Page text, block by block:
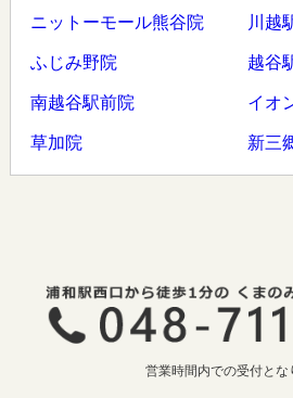
ニットーモール熊谷院 川越
ふじみ野院 越谷
南越谷駅前院 イオ
草加院 新三
営業時間内での受付とな